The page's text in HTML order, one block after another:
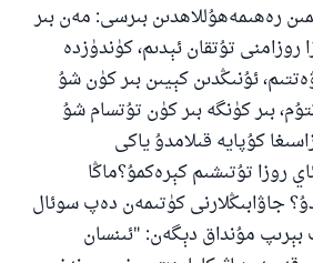
رەھىمەھۇللاھدىن بىرسى: مەن بىر
روزامنى تۇتقان ئېدىم، كۈندۈزدە
ئۇنىڭدىن كېيىن بىر كۈن شۇ
بىر كۈنگە بىر كۈن تۇتسام شۇ
كۇپايە قىلامدۇ ياكى
روزا تۇتىشىم كېرەكمۇ؟ماڭا
جاۋابىڭلارنى كۈتىمەن دەپ سوئال
بېرىپ مۇنداق دېگەن: "ئىنسان